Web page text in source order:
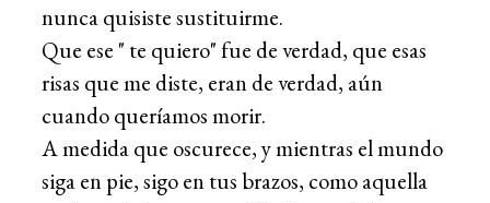
nunca quisiste sustituirme.
Que ese " te quiero" fue de verdad, que esas
risas que me diste, eran de verdad, aún
cuando queríamos morir.
A medida que oscurece, y mientras el mundo
siga en pie, sigo en tus brazos, como aquella